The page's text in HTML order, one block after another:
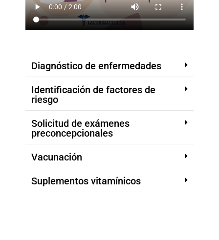
Diagnóstico de enfermedades
Identificación de factores de
riesgo
Solicitud de exámenes
preconcepcionales
Vacunación
Suplementos vitamínicos